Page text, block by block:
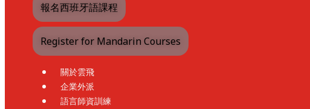
報名西班牙語課程
Register for Mandarin Courses
關於雲飛
企業外派
語言師資訓練